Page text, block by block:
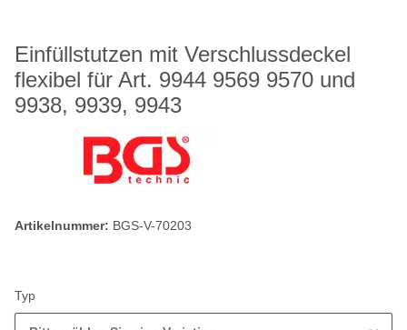
Einfüllstutzen mit Verschlussdeckel
flexibel für Art. 9944 9569 9570 und
9938, 9939, 9943
Artikelnummer: BGS-V-70203
Typ